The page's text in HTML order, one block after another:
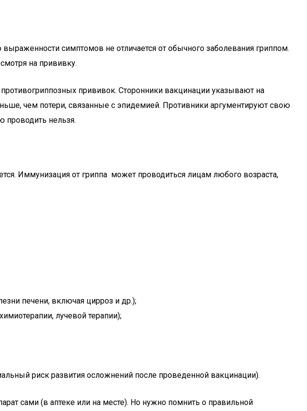
симптомов не отличается от обычного заболевания гриппом.
на прививку.
прививок. Сторонники вакцинации указывают на
чем потери, связанные с эпидемией. Противники аргументируют свою
проводить нельзя.
Иммунизация от гриппа может проводиться лицам любого возраста,
печени, включая цирроз и др.);
лучевой терапии);
риск развития осложнений после проведенной вакцинации).
сами (в аптеке или на месте). Но нужно помнить о правильной